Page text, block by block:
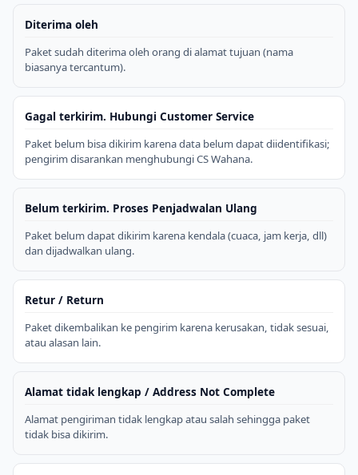
Diterima oleh
Paket sudah diterima oleh orang di alamat tujuan (nama
biasanya tercantum).
Gagal terkirim. Hubungi Customer Service
Paket belum bisa dikirim karena data belum dapat diidentifikasi;
pengirim disarankan menghubungi CS Wahana.
Belum terkirim. Proses Penjadwalan Ulang
Paket belum dapat dikirim karena kendala (cuaca, jam kerja, dll)
dan dijadwalkan ulang.
Retur / Return
Paket dikembalikan ke pengirim karena kerusakan, tidak sesuai,
atau alasan lain.
Alamat tidak lengkap / Address Not Complete
Alamat pengiriman tidak lengkap atau salah sehingga paket
tidak bisa dikirim.